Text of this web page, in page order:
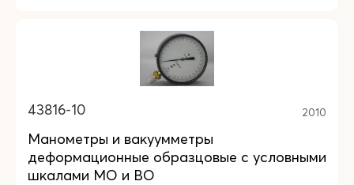
43816-10 2010
Манометры и вакуумметры
деформационные образцовые с условными
шкалами МО и ВО